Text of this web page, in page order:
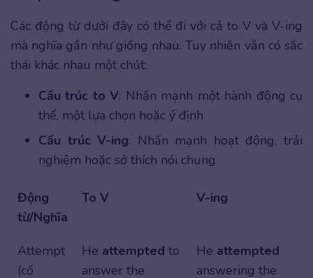
Các động từ dưới đây có thể đi với cả to V và V-ing
mà nghĩa gần như giống nhau. Tuy nhiên vẫn có sắc
thái khác nhau một chút:
Cấu trúc to V: Nhấn mạnh một hành động cụ
thể, một lựa chọn hoặc ý định
Cấu trúc V-ing: Nhấn mạnh hoạt động, trải
nghiệm hoặc sở thích nói chung
Động
từ/Nghĩa
To V V-ing
Attempt
(cố
He attempted to
answer the
He attempted
answering the